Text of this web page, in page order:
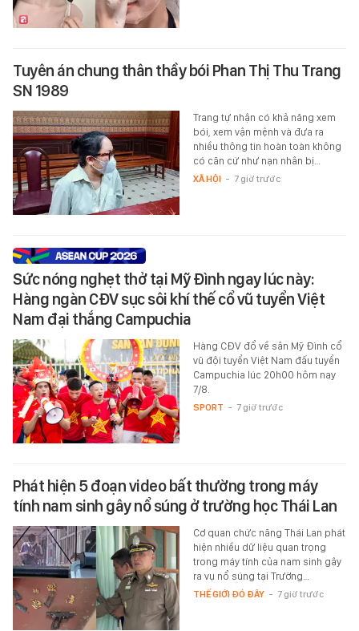
Tuyên án chung thân thầy bói Phan Thị Thu Trang
SN 1989
Trang tự nhận có khả năng xem
bói, xem vận mệnh và đưa ra
nhiều thông tin hoàn toàn không
có căn cứ như nạn nhân bị…
XÃ HỘI - 7 giờ trước
Sức nóng nghẹt thở tại Mỹ Đình ngay lúc này:
Hàng ngàn CĐV sục sôi khí thế cổ vũ tuyển Việt
Nam đại thắng Campuchia
Hàng CĐV đổ về sân Mỹ Đình cổ
vũ đội tuyển Việt Nam đấu tuyển
Campuchia lúc 20h00 hôm nay
7/8.
SPORT - 7 giờ trước
Phát hiện 5 đoạn video bất thường trong máy
tính nam sinh gây nổ súng ở trường học Thái Lan
Cơ quan chức năng Thái Lan phát
hiện nhiều dữ liệu quan trọng
trong máy tính của nam sinh gây
ra vụ nổ súng tại Trường…
THẾ GIỚI ĐÓ ĐÂY - 7 giờ trước